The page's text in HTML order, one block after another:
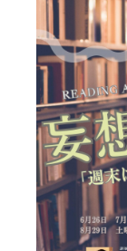
フリーワード